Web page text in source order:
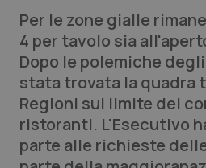
Lettere al direttore
Edizioni Regionali
QS Pro
Professionisti Sanitari.AI
Per le zone gialle
4 per tavolo sia
Dopo le polemiche
stata trovata la quadra
Regioni sul limite dei
ristoranti. L'Esecutivo
parte alle richieste